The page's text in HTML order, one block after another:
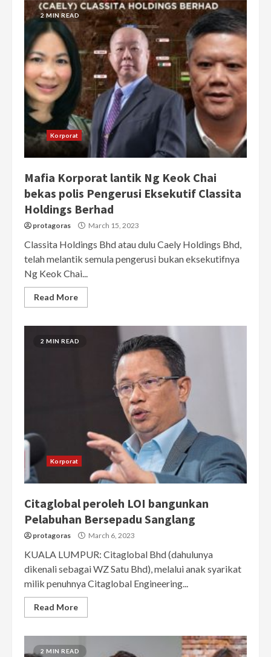
2 MIN READ
Korporat
Mafia Korporat lantik Ng Keok Chai
bekas polis Pengerusi Eksekutif Classita
Holdings Berhad
protagoras March 15, 2023
Classita Holdings Bhd atau dulu Caely Holdings Bhd,
telah melantik semula pengerusi bukan eksekutifnya
Ng Keok Chai...
Read More
2 MIN READ
Korporat
Citaglobal peroleh LOI bangunkan
Pelabuhan Bersepadu Sanglang
protagoras March 6, 2023
KUALA LUMPUR: Citaglobal Bhd (dahulunya
dikenali sebagai WZ Satu Bhd), melalui anak syarikat
milik penuhnya Citaglobal Engineering...
Read More
2 MIN READ